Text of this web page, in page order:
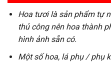
Hoa tươi là sản phẩm tự
thủ công nên hoa thành
hình ảnh sẵn có.
Một số hoa, lá phụ / phụ